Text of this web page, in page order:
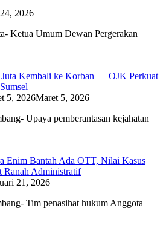
2026
Ketua Umum Dewan Pergerakan
Kembali ke Korban — OJK Perkuat
5, 2026Maret 5, 2026
Upaya pemberantasan kejahatan
Enim Bantah Ada OTT, Nilai Kasus
Ranah Administratif
21, 2026
Tim penasihat hukum Anggota